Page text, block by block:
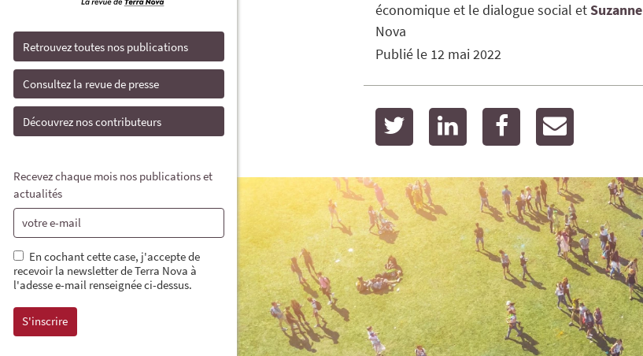
Retrouvez toutes nos publications
Consultez la revue de presse
Découvrez nos contributeurs
Recevez chaque mois nos publications et
actualités
En cochant cette case, j'accepte de
recevoir la newsletter de Terra Nova à
l'adesse e-mail renseignée ci-dessus.
économique et le dialogue social
Suzanne
Nova
Publié le 12 mai 2022
twitter linkedin facebook